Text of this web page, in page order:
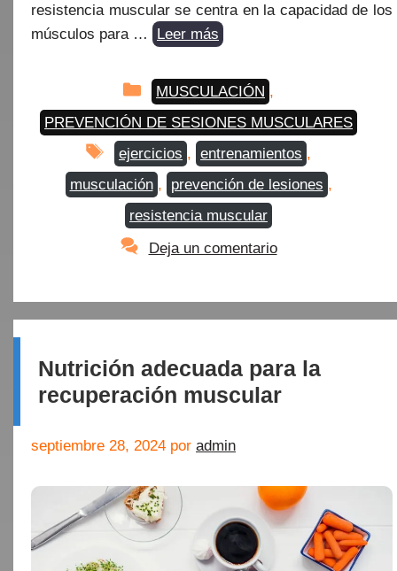
resistencia muscular se centra en la capacidad de los
músculos para …
Leer más
Categorías
MUSCULACIÓN ,
PREVENCIÓN DE SESIONES MUSCULARES
Etiquetas
ejercicios , entrenamientos ,
musculación , prevención de lesiones ,
resistencia muscular
Deja un comentario
Nutrición adecuada para la
recuperación muscular
septiembre 28, 2024 por admin